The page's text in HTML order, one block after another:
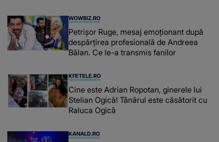
WOWBIZ.RO
Petrișor Ruge, mesaj emoționant după
despărțirea profesională de Andreea
Bălan. Ce le-a transmis fanilor
KFETELE.RO
Cine este Adrian Ropotan, ginerele lui
Stelian Ogică! Tânărul este căsătorit cu
Raluca Ogică
KANALD.RO